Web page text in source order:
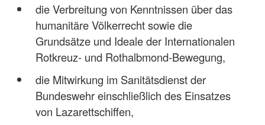
die Verbreitung von Kenntnissen über das
humanitäre Völkerrecht sowie die
Grundsätze und Ideale der Internationalen
Rotkreuz- und Rothalbmond-Bewegung,
die Mitwirkung im Sanitätsdienst der
Bundeswehr einschließlich des Einsatzes
von Lazarettschiffen,